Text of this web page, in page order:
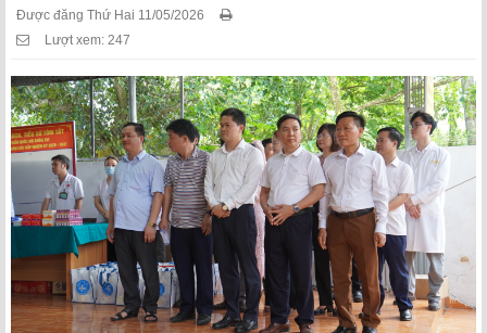
Được đăng Thứ Hai 11/05/2026
Lượt xem: 247